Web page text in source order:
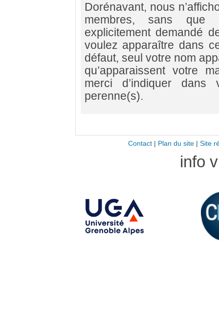
Dorénavant, nous
membres, sans
explicitement demandé
voulez apparaître dans
défaut, seul votre nom
qu’apparaissent votre
merci d’indiquer
perenne(s).
Contact| Plan du site| Site
info